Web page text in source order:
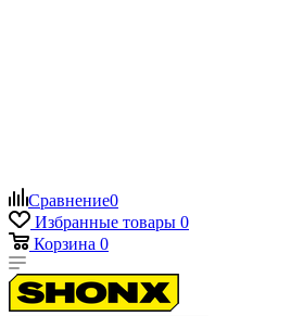
Сравнение0
Избранные товары 0
Корзина 0